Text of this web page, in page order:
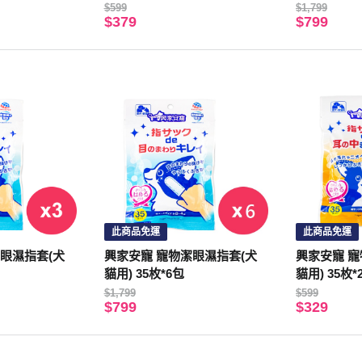
$599
$379
$1,799
$799
濕指套(犬
此商品免運
興家安寵 寵物潔眼濕指套(犬
貓用) 35枚*6包
$1,799
$799
此商品免運
興家安寵
貓用) 35枚
$599
$329